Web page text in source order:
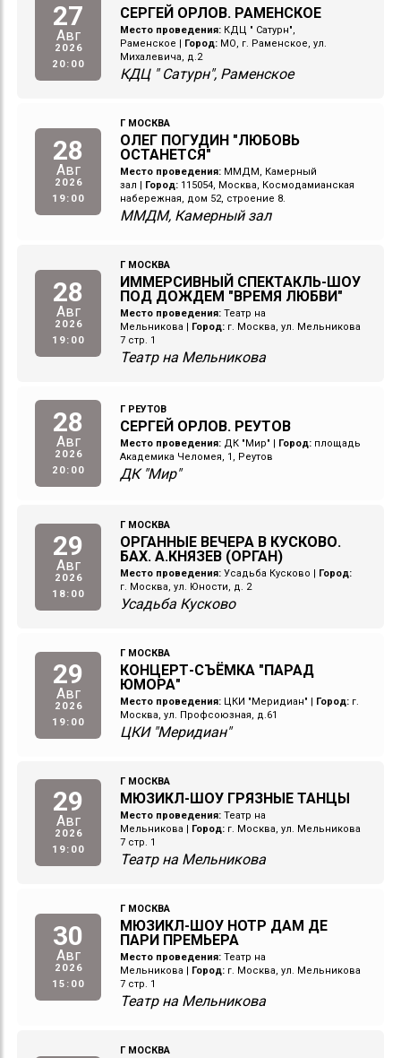
27
Авг
2026
20:00
СЕРГЕЙ ОРЛОВ. РАМЕНСКОЕ
Место проведения: КДЦ " Сатурн",
Раменское
Город: МО, г. Раменское, ул.
Михалевича, д.2
КДЦ " Сатурн", Раменское
28
Авг
2026
19:00
Г МОСКВА
ОЛЕГ ПОГУДИН "ЛЮБОВЬ
ОСТАНЕТСЯ"
Место проведения: ММДМ, Камерный
зал
Город: 115054, Москва, Космодамианская
набережная, дом 52, строение 8.
ММДМ, Камерный зал
28
Авг
2026
19:00
Г МОСКВА
ИММЕРСИВНЫЙ СПЕКТАКЛЬ-ШОУ
ПОД ДОЖДЕМ "ВРЕМЯ ЛЮБВИ"
Место проведения: Театр на
Мельникова
Город: г. Москва, ул. Мельникова
7 стр. 1
Театр на Мельникова
28
Авг
2026
20:00
Г РЕУТОВ
СЕРГЕЙ ОРЛОВ. РЕУТОВ
Место проведения: ДК "Мир" | Город: площадь
Академика Челомея, 1, Реутов
ДК "Мир"
29
Авг
2026
18:00
Г МОСКВА
ОРГАННЫЕ ВЕЧЕРА В КУСКОВО.
БАХ. А.КНЯЗЕВ (ОРГАН)
Место проведения: Усадьба Кусково
Город:
г. Москва, ул. Юности, д. 2
Усадьба Кусково
29
Авг
2026
19:00
Г МОСКВА
КОНЦЕРТ-СЪЁМКА "ПАРАД
ЮМОРА"
Место проведения: ЦКИ "Меридиан" Город: г.
Москва, ул. Профсоюзная, д.61
ЦКИ "Меридиан"
29
Авг
2026
19:00
Г МОСКВА
МЮЗИКЛ-ШОУ ГРЯЗНЫЕ ТАНЦЫ
Место проведения: Театр на
Мельникова
Город: г. Москва, ул. Мельникова
7 стр. 1
Театр на Мельникова
30
Авг
2026
15:00
Г МОСКВА
МЮЗИКЛ-ШОУ НОТР ДАМ ДЕ
ПАРИ ПРЕМЬЕРА
Место проведения: Театр на
Мельникова
Город: г. Москва, ул. Мельникова
7 стр. 1
Театр на Мельникова
Г МОСКВА